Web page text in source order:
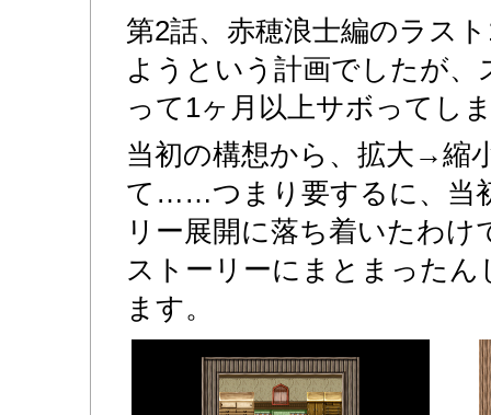
第2話、赤穂浪士編のラス
ようという計画でしたが、
って1ヶ月以上サボって
当初の構想から、拡大→
て……つまり要するに、当
リー展開に落ち着いたわ
ストーリーにまとまった
ます。